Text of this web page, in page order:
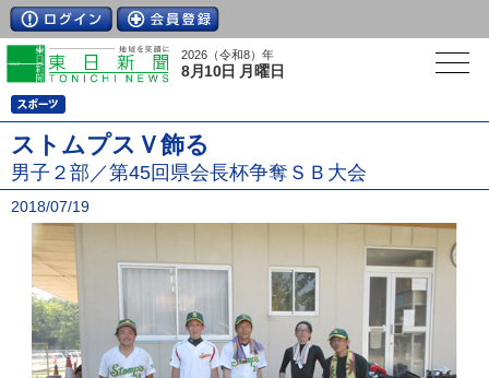
2026（令和8）年
8月10日 月曜日
ストムプスＶ飾る
男子２部／第45回県会長杯争奪ＳＢ大会
2018/07/19